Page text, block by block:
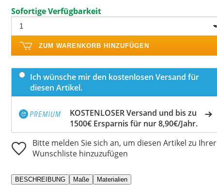
Sofortige Verfügbarkeit
ZUM WARENKORB HINZUFÜGEN
Ich wünsche mir den kostenlosen Versand für
diesen Artikel.
KOSTENLOSER Versand und bis zu
1500€ Ersparnis für nur 8,90€/Jahr.
Bitte melden Sie sich an, um diesen Artikel zu Ihrer
Wunschliste hinzuzufügen
BESCHREIBUNG Maße Materialien